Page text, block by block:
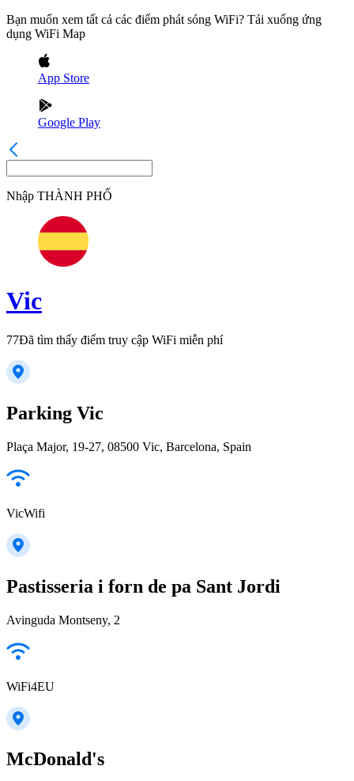
Bạn muốn xem tất cả các điểm phát sóng WiFi? Tải xuống ứng
dụng WiFi Map
App Store
Google Play
Nhập THÀNH PHỐ
Vic
77Đã tìm thấy điểm truy cập WiFi miễn phí
Parking Vic
Plaça Major, 19-27, 08500 Vic, Barcelona, Spain
VicWifi
Pastisseria i forn de pa Sant Jordi
Avinguda Montseny, 2
WiFi4EU
McDonald's